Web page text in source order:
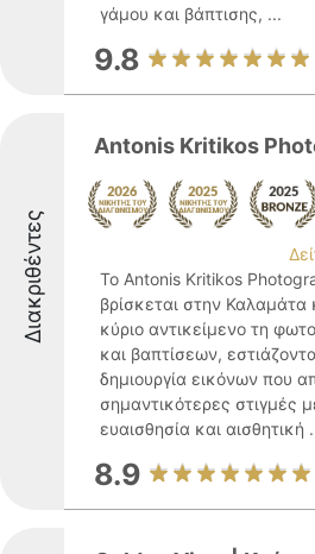
γάμου και βάπτισης, ...
9.8
Διακριθέντες
Antonis Kritikos
Το Antonis Kritikos
βρίσκεται στην Καλαμάτα
κύριο αντικείμενο τη
και βαπτίσεων,
δημιουργία εικόνων που
σημαντικότερες στιγμές
ευαισθησία και αισθητική
8.9